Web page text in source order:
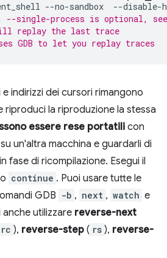
--no-sandbox
--disable-
--single-process is optional,
replay the last trace
GDB to let you replay traces
indirizzi dei cursori rimangono
riproduci la riproduzione la stessa
essere rese portatili con
un'altra macchina e guardarli di
fase di ricompilazione. Esegui il
continue . Puoi usare tutte le
GDB -b , next , watch e
anche utilizzare reverse-next
rc ), reverse-step ( rs ), reverse-